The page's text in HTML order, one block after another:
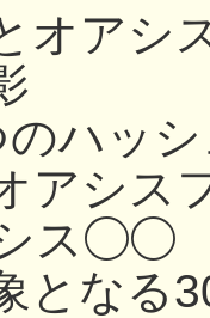
オアシ
のハッ
アシス
シス◯◯
なる